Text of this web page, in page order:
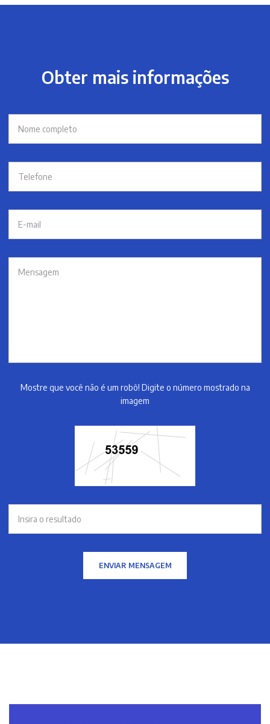
Obter mais informações
Mostre que você não é um robô! Digite o número mostrado na
imagem
ENVIAR MENSAGEM